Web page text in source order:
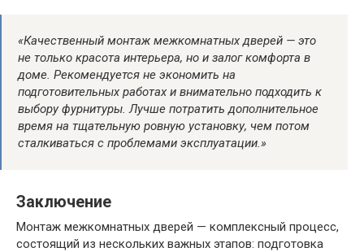
«Качественный монтаж межкомнатных дверей — это
не только красота интерьера, но и залог комфорта в
доме. Рекомендуется не экономить на
подготовительных работах и внимательно подходить к
выбору фурнитуры. Лучше потратить дополнительное
время на тщательную ровную установку, чем потом
сталкиваться с проблемами эксплуатации.»
Заключение
Монтаж межкомнатных дверей — комплексный процесс,
состоящий из нескольких важных этапов: подготовка